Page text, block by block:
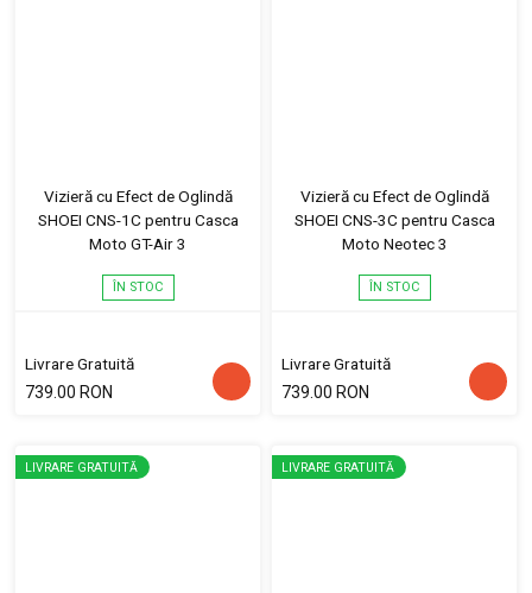
Vizieră cu Efect de Oglindă
SHOEI CNS-1C pentru Casca
Moto GT-Air 3
ÎN STOC
Livrare Gratuită
739.00 RON
Vizieră cu Efect de Oglindă
SHOEI CNS-3C pentru Casca
Moto Neotec 3
ÎN STOC
Livrare Gratuită
739.00 RON
LIVRARE GRATUITĂ LIVRARE GRATUITĂ